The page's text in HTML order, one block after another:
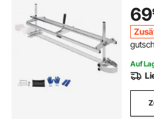
eine
69
Auf